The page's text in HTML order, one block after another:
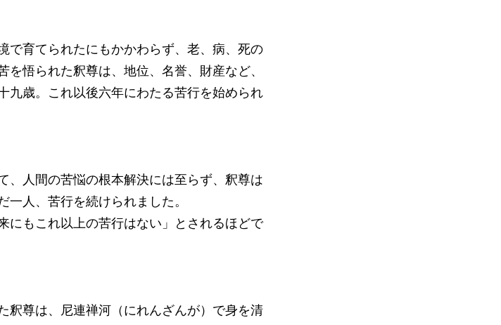
で育てられたにもかかわらず、老、病、死の
悟られた釈尊は、地位、名誉、財産など、
九歳。これ以後六年にわたる苦行を始められ
、人間の苦悩の根本解決には至らず、釈尊は
人、苦行を続けられました。
にもこれ以上の苦行はない」とされるほどで
釈尊は、尼連禅河（にれんざんが）で身を清